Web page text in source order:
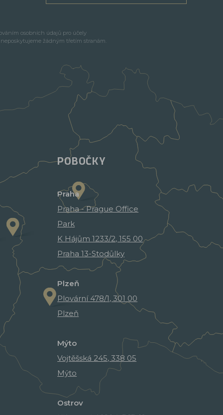
osobních údajů pro účely
žádným třetím stranám.
POBOČKY
Praha
Praha - Prague Office
Park
K Hájům 1233/2, 155 00
Praha 13-Stodůlky
Plzeň
Plovární 478/1, 301 00
Plzeň
Mýto
Vojtěšská 245, 338 05
Mýto
Ostrov